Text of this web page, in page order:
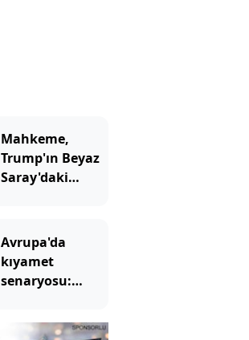
Mahkeme,
Trump'ın Beyaz
Saray'daki
Avrupa'da
kıyamet
senaryosu:
korku gerçek mi